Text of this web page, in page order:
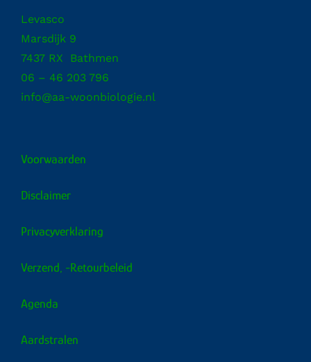
Levasco
Marsdijk 9
7437 RX Bathmen
06 – 46 203 796
info@aa-woonbiologie.nl
Voorwaarden
Disclaimer
Privacyverklaring
Verzend, -retourbeleid
Agenda
Aardstralen